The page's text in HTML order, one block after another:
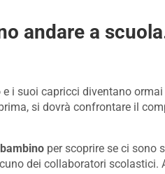
andare a
i suoi capricci diventano ormai
si dovrà confrontare il
per scoprire se ci sono
dei collaboratori scolastici.